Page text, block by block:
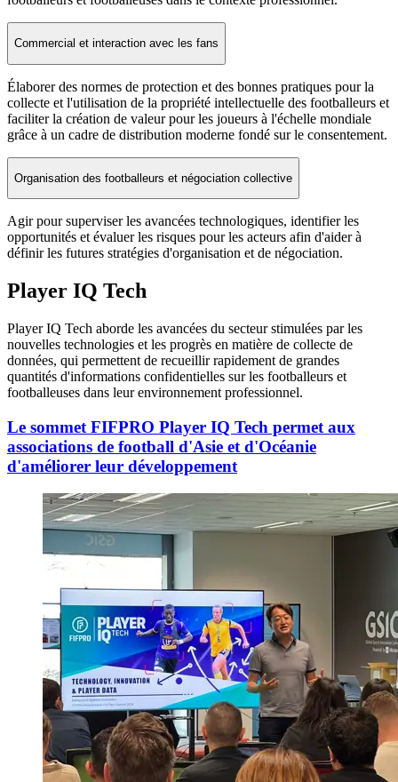
Commercial et interaction avec les fans
Élaborer des normes de protection et des bonnes pratiques pour la
collecte et l'utilisation de la propriété intellectuelle des footballeurs et
faciliter la création de valeur pour les joueurs à l'échelle mondiale
grâce à un cadre de distribution moderne fondé sur le consentement.
Organisation des footballeurs et négociation collective
Agir pour superviser les avancées technologiques, identifier les
opportunités et évaluer les risques pour les acteurs afin d'aider à
définir les futures stratégies d'organisation et de négociation.
Player IQ Tech
Player IQ Tech aborde les avancées du secteur stimulées par les
nouvelles technologies et les progrès en matière de collecte de
données, qui permettent de recueillir rapidement de grandes
quantités d'informations confidentielles sur les footballeurs et
footballeuses dans leur environnement professionnel.
Le sommet FIFPRO Player IQ Tech permet aux
associations de football d'Asie et d'Océanie
d'améliorer leur développement